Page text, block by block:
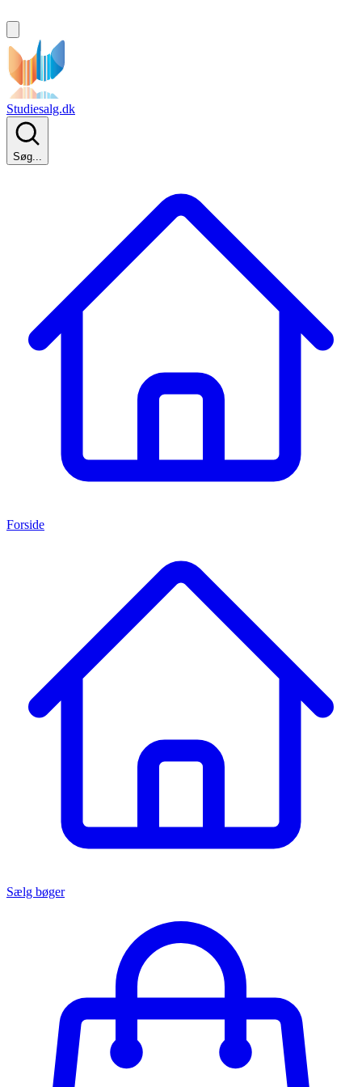
Studiesalg.dk
Søg...
Forside
Sælg bøger